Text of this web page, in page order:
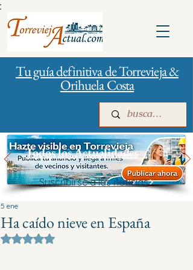
Tu guía definitiva de Torrevieja &
Orihuela Costa
Publicidad
Todos los Actualidades
Suscribirse a las noticias
Ha caído nieve en España
5 ene
Obtuvo NaN de 5 estrellas.